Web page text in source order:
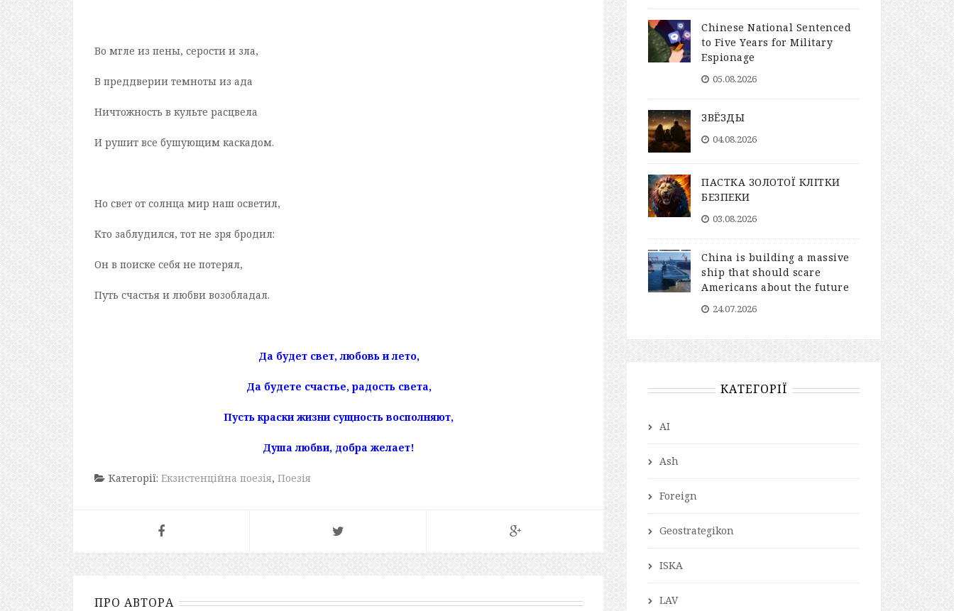
Во мгле из пены, серости и зла,
В преддверии темноты из ада
Ничтожность в культе расцвела
И рушит все бушующим каскадом.
Но свет от солнца мир наш осветил,
Кто заблудился, тот не зря бродил:
Он в поиске себя не потерял,
Путь счастья и любви возобладал.
Да будет свет, любовь и лето,
Да будете счастье, радость света,
Пусть краски жизни сущность восполняют,
Душа любви, добра желает!
Категорії: Екзистенційна поезія, Поезія
ПРО АВТОРА
Chinese National Sentenced
to Five Years for Military
Espionage
05.08.2026
ЗВЁЗДЫ
04.08.2026
ПАСТКА ЗОЛОТОЇ КЛІТКИ
БЕЗПЕКИ
03.08.2026
China is building a massive
ship that should scare
Americans about the future
24.07.2026
КАТЕГОРІЇ
AI
Ash
Foreign
Geostrategikon
ISKA
LAV